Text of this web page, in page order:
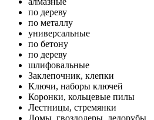
по дереву
по металлу
универсальные
по бетону
по дереву
шлифовальные
Заклепочник, клепки
Ключи, наборы ключей
Коронки, кольцевые пилы
Лестницы, стремянки
Ломы, гвоздодеры, ледорубы